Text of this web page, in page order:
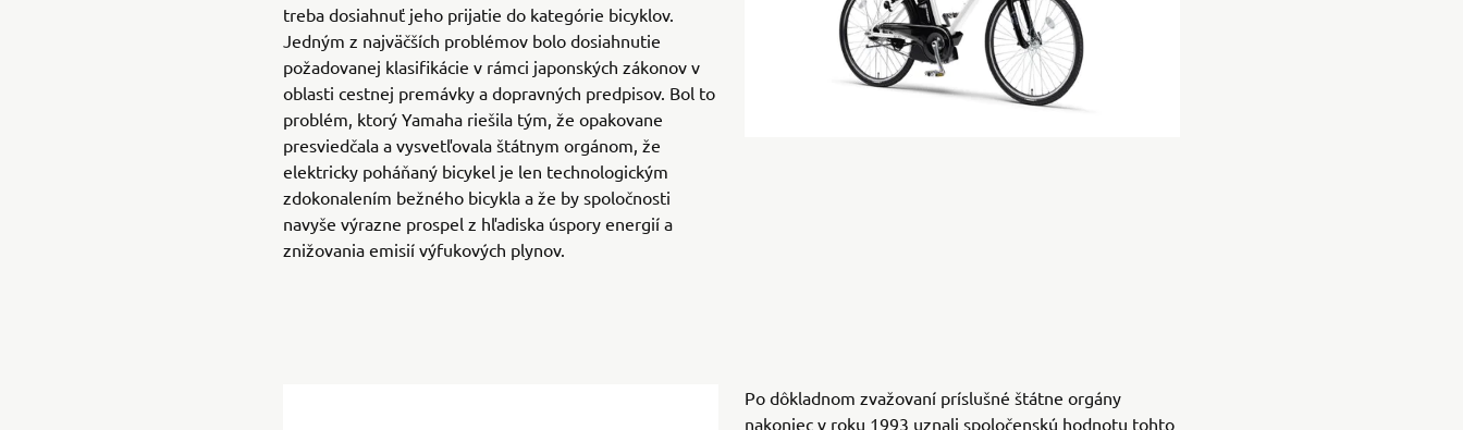
treba dosiahnuť jeho prijatie do kategórie bicyklov.
Jedným z najväčších problémov bolo dosiahnutie
požadovanej klasifikácie v rámci japonských zákonov v
oblasti cestnej premávky a dopravných predpisov. Bol to
problém, ktorý Yamaha riešila tým, že opakovane
presviedčala a vysvetľovala štátnym orgánom, že
elektricky poháňaný bicykel je len technologickým
zdokonalením bežného bicykla a že by spoločnosti
navyše výrazne prospel z hľadiska úspory energií a
znižovania emisií výfukových plynov.
Po dôkladnom zvažovaní príslušné štátne orgány
nakoniec v roku 1993 uznali spoločenskú hodnotu tohto